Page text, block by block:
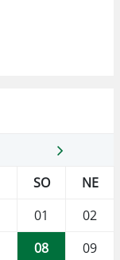
SO
NE
01
02
08
09